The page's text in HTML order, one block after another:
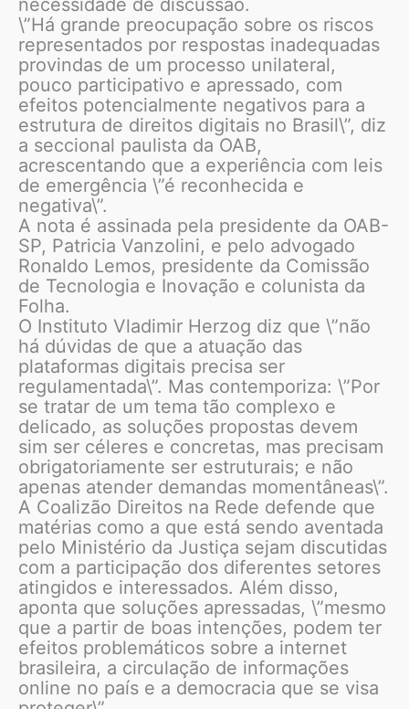
necessidade de discussão.
\”Há grande preocupação sobre os riscos
representados por respostas inadequadas
provindas de um processo unilateral,
pouco participativo e apressado, com
efeitos potencialmente negativos para a
estrutura de direitos digitais no Brasil\”, diz
a seccional paulista da OAB,
acrescentando que a experiência com leis
de emergência \”é reconhecida e
negativa\”.
A nota é assinada pela presidente da OAB-
SP, Patricia Vanzolini, e pelo advogado
Ronaldo Lemos, presidente da Comissão
de Tecnologia e Inovação e colunista da
Folha.
O Instituto Vladimir Herzog diz que \”não
há dúvidas de que a atuação das
plataformas digitais precisa ser
regulamentada\”. Mas contemporiza: \”Por
se tratar de um tema tão complexo e
delicado, as soluções propostas devem
sim ser céleres e concretas, mas precisam
obrigatoriamente ser estruturais; e não
apenas atender demandas momentâneas\”.
A Coalizão Direitos na Rede defende que
matérias como a que está sendo aventada
pelo Ministério da Justiça sejam discutidas
com a participação dos diferentes setores
atingidos e interessados. Além disso,
aponta que soluções apressadas, \”mesmo
que a partir de boas intenções, podem ter
efeitos problemáticos sobre a internet
brasileira, a circulação de informações
online no país e a democracia que se visa